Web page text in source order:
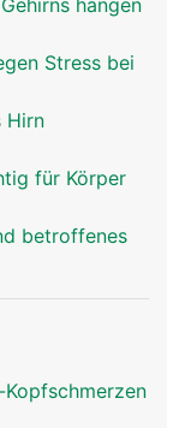
aus.
100
die
bilden.
Als
praktisch alle
Bereiche
erfüllen. Das
Funktionen
ist die
an der
hängen
Stress bei
Hirn
für Körper
betroffenes